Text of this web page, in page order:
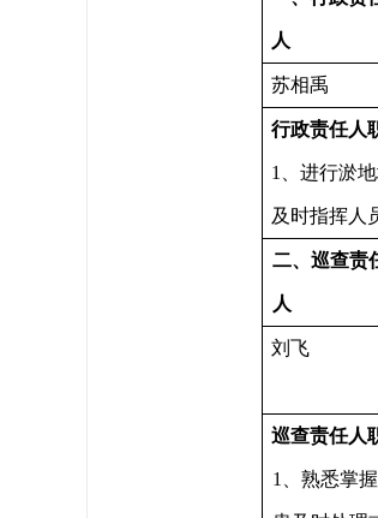
人
苏相禹
行政责任人
1、进行淤
及时指挥人
二、 巡查责
人
刘飞
巡查责任人
1、熟悉掌